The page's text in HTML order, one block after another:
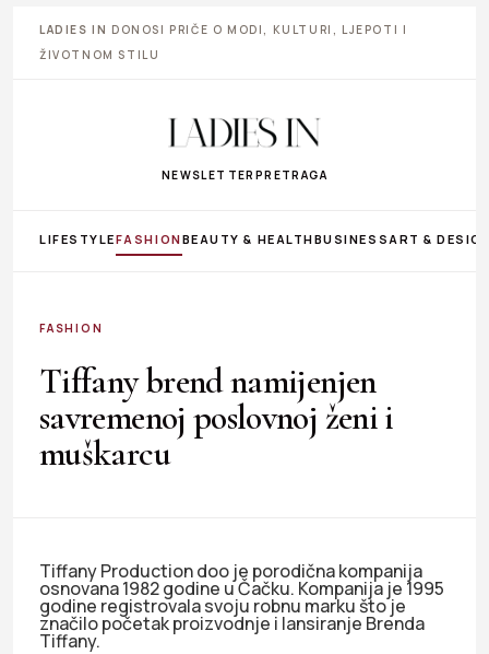
LADIES IN DONOSI PRIČE O MODI, KULTURI, LJEPOTI I
ŽIVOTNOM STILU
NEWSLETTER PRETRAGA
LIFESTYLEFASHIONBEAUTY & HEALTHBUSINESS ART &
FASHION
Tiffany brend namijenjen
savremenoj poslovnoj ženi i
muškarcu
Tiffany Production doo je porodična kompanija
osnovana 1982 godine u Čačku. Kompanija je 1995
godine registrovala svoju robnu marku što je
značilo početak proizvodnje i lansiranje Brenda
Tiffany.